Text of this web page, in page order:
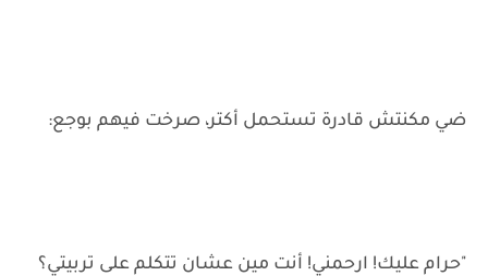
ضي مكنتش قادرة تستحمل أكتر، صرخت فيهم بوجع:
"حرام عليك! ارحمني! أنت مين عشان تتكلم على تربيتي؟